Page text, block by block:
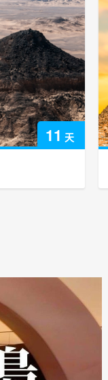
11 天